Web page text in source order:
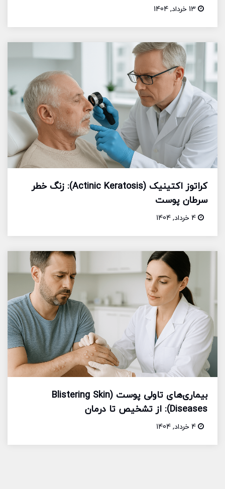
کراتوز اکتینیک (Actinic Keratosis): زنگ خطر
سرطان پوست
بیماری‌های تاولی پوست (Blistering Skin
Diseases): از تشخیص تا درمان